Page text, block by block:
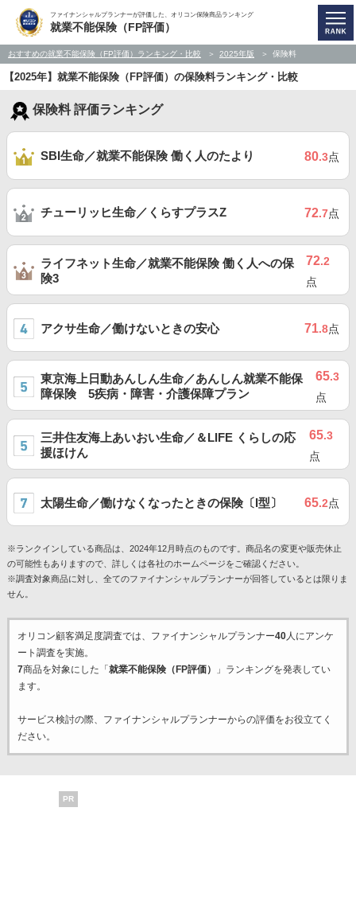
ファイナンシャルプランナーが評価した、オリコン保険商品ランキング
就業不能保険（FP評価）
おすすめの就業不能保険（FP評価）ランキング・比較 2025年版 保険料
【2025年】就業不能保険（FP評価）の保険料ランキング・比較
保険料 評価ランキング
SBI生命／就業不能保険 働く人のたより 80.3点
チューリッヒ生命／くらすプラスZ 72.7点
ライフネット生命／就業不能保険 働く人への保
険3
72.2
点
アクサ生命／働けないときの安心 71.8点
東京海上日動あんしん生命／あんしん就業不能保
障保険 5疾病・障害・介護保障プラン
65.3
点
三井住友海上あいおい生命／＆LIFE くらしの応
援ほけん
65.3
点
太陽生命／働けなくなったときの保険〔I型〕 65.2点
※ランクインしている商品は、2024年12月時点のものです。商品名の変更や販売休止
の可能性もありますので、詳しくは各社のホームページをご確認ください。
※調査対象商品に対し、全てのファイナンシャルプランナーが回答しているとは限りま
せん。
オリコン顧客満足度調査では、ファイナンシャルプランナー40人にアンケ
ート調査を実施。
7商品を対象にした「 就業不能保険（FP評価）
」ランキングを発表してい
ます。
サービス検討の際、ファイナンシャルプランナーからの評価をお役立てく
ださい。
PR